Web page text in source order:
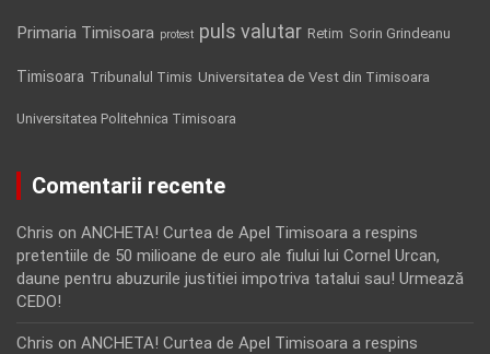
Primaria Timisoara protest puls valutar Retim Sorin Grindeanu
Timisoara Tribunalul Timis Universitatea de Vest din Timisoara
Universitatea Politehnica Timisoara
Comentarii recente
Chris on ANCHETA! Curtea de Apel Timisoara a respins
pretentiile de 50 milioane de euro ale fiului lui Cornel Urcan,
daune pentru abuzurile justitiei impotriva tatalui sau! Urmează
CEDO!
Chris on ANCHETA! Curtea de Apel Timisoara a respins